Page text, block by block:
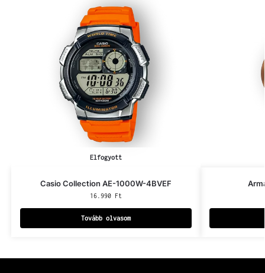
Elfogyott
Casio Collection AE-1000W-4BVEF
16.990 Ft
Tovább olvasom